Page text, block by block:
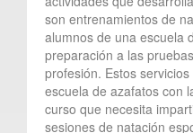
son entrenamientos de
alumnos de una escuela
preparación a las
profesión. Estos
escuela de azafatos con
curso que necesita
sesiones de natación